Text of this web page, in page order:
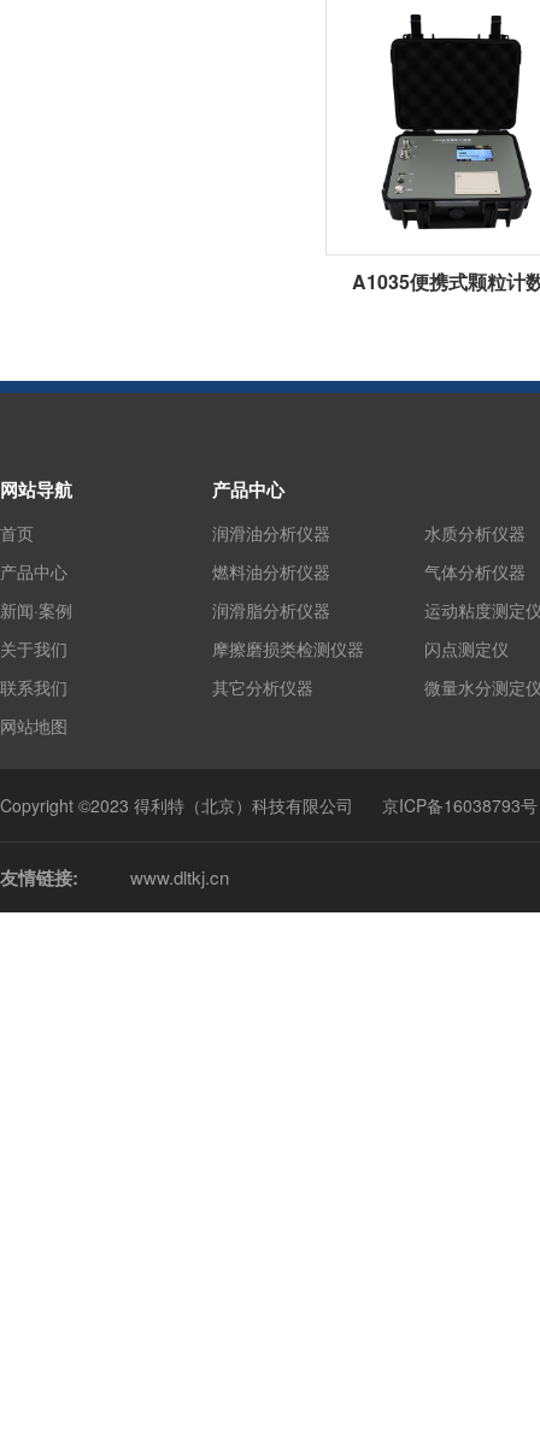
A1035便携式颗粒计
网站导航
首页
产品中心
新闻·案例
关于我们
联系我们
网站地图
产品中心
润滑油分析仪器
燃料油分析仪器
润滑脂分析仪器
摩擦磨损类检测仪器
其它分析仪器
水质分析仪器
气体分析仪器
运动粘度测定
闪点测定仪
微量水分测定
Copyright ©2023 得利特（北京）科技有限公司 京ICP备16038793号
友情链接: www.dltkj.cn